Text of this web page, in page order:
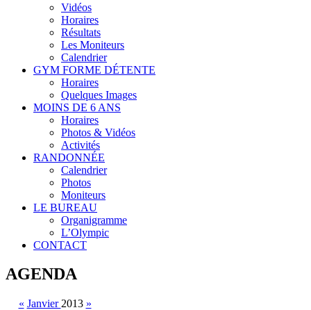
Vidéos
Horaires
Résultats
Les Moniteurs
Calendrier
GYM FORME DÉTENTE
Horaires
Quelques Images
MOINS DE 6 ANS
Horaires
Photos & Vidéos
Activités
RANDONNÉE
Calendrier
Photos
Moniteurs
LE BUREAU
Organigramme
L’Olympic
CONTACT
AGENDA
« Janvier 2013 »